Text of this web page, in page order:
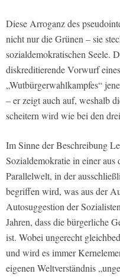
Diese Arroganz des
nicht nur die Grünen – sie
sozialdemokratischen Seele.
diskreditierende Vorwurf
„Wutbürgerwahlkampfes“
– er zeigt auch auf, weshalb
scheitern wird wie bei den
Im Sinne der Beschreibung
Sozialdemokratie in einer aus
Parallelwelt, in der
begriffen wird, was aus der
Autosuggestion der
Jahren, dass die bürgerliche
ist. Wobei ungerecht
und wird es immer
eigenen Weltverständnis